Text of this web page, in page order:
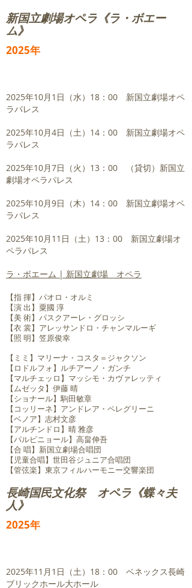
​新国立劇場オペラ《ラ・ボエー
ム》
2025年
2025年10月1日（水）18：00 新国立劇場オペ
ラパレス
2025年10月4日（土）14：00 新国立劇場オペ
ラパレス
2025年10月7日（火）13：00 （貸切）新国立
劇場オペラパレス
2025年10月9日（木）14：00 新国立劇場オペ
ラパレス
2025年10月11日（土）13：00 新国立劇場オ
ペラパレス
ラ・ボエーム | 新国立劇場 オペラ
【指 揮】パオロ・オルミ
【演 出】粟國 淳
【美 術】パスクアーレ・グロッシ
【衣 裳】アレッサンドロ・チャンマルーギ
【照 明】笠原俊幸
【ミミ】マリーナ・コスタ＝ジャクソン
【ロドルフォ】ルチアーノ・ガンチ
【マルチェッロ】マッシモ・カヴァレッティ
【ムゼッタ】伊藤 晴
【ショナール】駒田敏章
【コッリーネ】アンドレア・ペレグリーニ
【ベノア】志村文彦
【アルチンドロ】晴 雅彦
【パルピニョール】高畠伸吾
【合 唱】新国立劇場合唱団
【児童合唱】世田谷ジュニア合唱団
【管弦楽】東京フィルハーモニー交響楽団
​長崎国民文化祭 オペラ《蝶々夫
人》
2025年
2025年11月1日（土）18：00 ベネックス長崎
ブリックホール大ホール